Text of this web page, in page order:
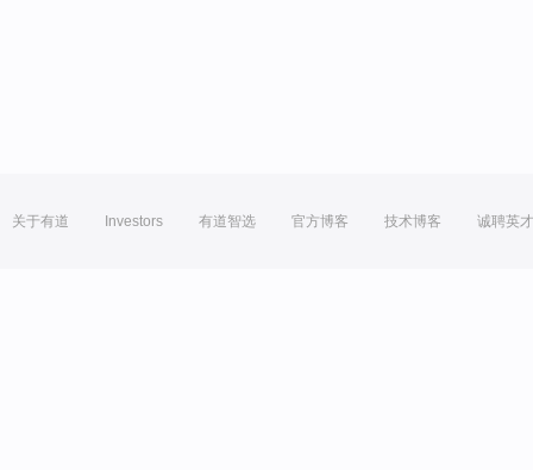
关于有道 Investors 有道智选 官方博客 技术博客 诚聘英才